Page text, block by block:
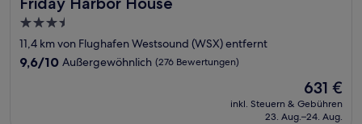
3.5-
Sterne-
Unterkunft
11,4 km von Flughafen Westsound (WSX) entfernt
9.6
9,6/10 Außergewöhnlich (276 Bewertungen)
Der
Preis
beträgt
631 €
inkl. Steuern & Gebühren
23. Aug.–24. Aug.